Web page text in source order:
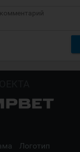
Логотип